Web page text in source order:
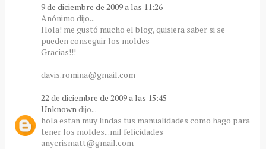
9 de diciembre de 2009 a las 11:26
Anónimo dijo...
Hola! me gustó mucho el blog, quisiera saber si se
pueden conseguir los moldes
Gracias!!!
davis.romina@gmail.com
22 de diciembre de 2009 a las 15:45
Unknown dijo...
hola estan muy lindas tus manualidades como hago para
tener los moldes...mil felicidades
anycrismatt@gmail.com